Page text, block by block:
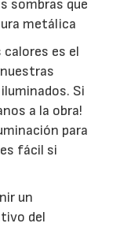
sombras que
metálica
es el
Si
a la obra!
para
fácil si
un
del